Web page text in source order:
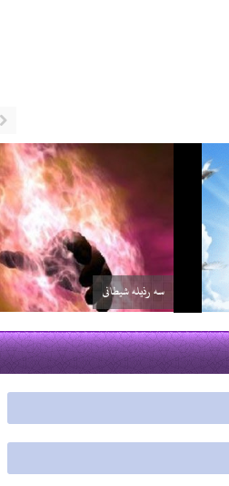
سه رذیله شیطانی
24 شهریور 03